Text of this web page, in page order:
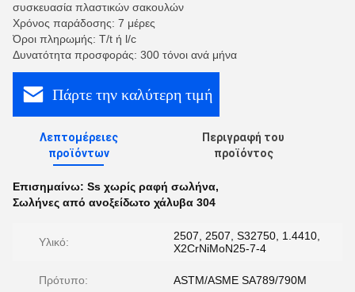
συσκευασία πλαστικών σακουλών
Χρόνος παράδοσης: 7 μέρες
Όροι πληρωμής: T/t ή l/c
Δυνατότητα προσφοράς: 300 τόνοι ανά μήνα
Πάρτε την καλύτερη τιμή
Λεπτομέρειες
προϊόντων
Περιγραφή του
προϊόντος
Επισημαίνω: Ss χωρίς ραφή σωλήνα,
Σωλήνες από ανοξείδωτο χάλυβα 304
Υλικό:
2507, 2507, S32750, 1.4410,
X2CrNiMoN25-7-4
Πρότυπο: ASTM/ASME SA789/790M